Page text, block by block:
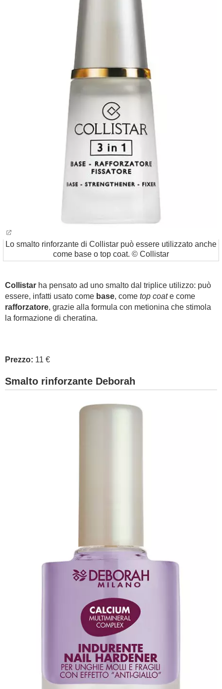
Lo smalto rinforzante di Collistar può essere utilizzato anche
come base o top coat. © Collistar
Collistar ha pensato ad uno smalto dal triplice utilizzo: può
essere, infatti usato come base, come top coate come
rafforzatore, grazie alla formula con metionina che stimola
la formazione di cheratina.
Prezzo: 11 €
Smalto rinforzante Deborah